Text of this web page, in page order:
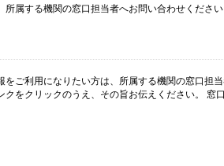
所属する機関の窓口担当者へお問い合わせくださ
をご利用になりたい方は、所属する機関の窓口担
クをクリックのうえ、その旨お伝えください。 窓